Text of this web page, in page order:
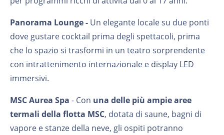
Panorama Lounge - Un elegante locale su due ponti
dove gustare cocktail prima degli spettacoli, prima
che lo spazio si trasformi in un teatro sorprendente
con intrattenimento internazionale e display LED
immersivi.
MSC Aurea Spa - Con una delle più ampie aree
termali della flotta MSC, dotata di saune, bagni di
vapore e stanze della neve, gli ospiti potranno